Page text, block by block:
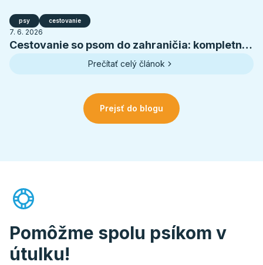
Pomôžme spolu psíkom v
útulku!
psy cestovanie
7. 6. 2026
Cestovanie so psom do zahraničia: kompletná
príprava na letnú dovolenku
Prečítať celý článok
Prejsť do blogu